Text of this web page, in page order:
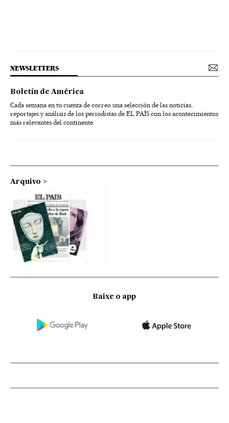
NEWSLETTERS
Boletín de América
Cada semana en tu cuenta de correo una selección de las noticias,
reportajes y análisis de los periodistas de EL PAÍS con los acontecimientos
más relevantes del continente.
Arquivo
Baixe o app